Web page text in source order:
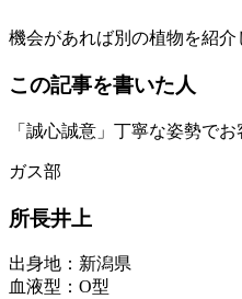
機会があれば別の植物を紹介
この記事を書いた人
「誠心誠意」丁寧な姿勢で
ガス部
所長井上
出身地 ：新潟県
血液型 ：O型